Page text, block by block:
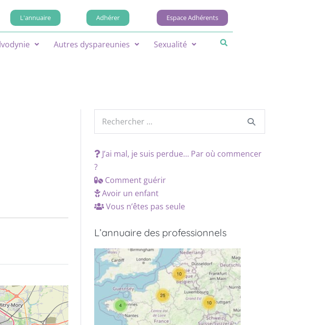
L'annuaire Adhérer Espace Adhérents
Autres dyspareunies Sexualité
J’ai mal, je suis perdue… Par où commencer
?
Comment guérir
Avoir un enfant
Vous n’êtes pas seule
L’annuaire des professionnels